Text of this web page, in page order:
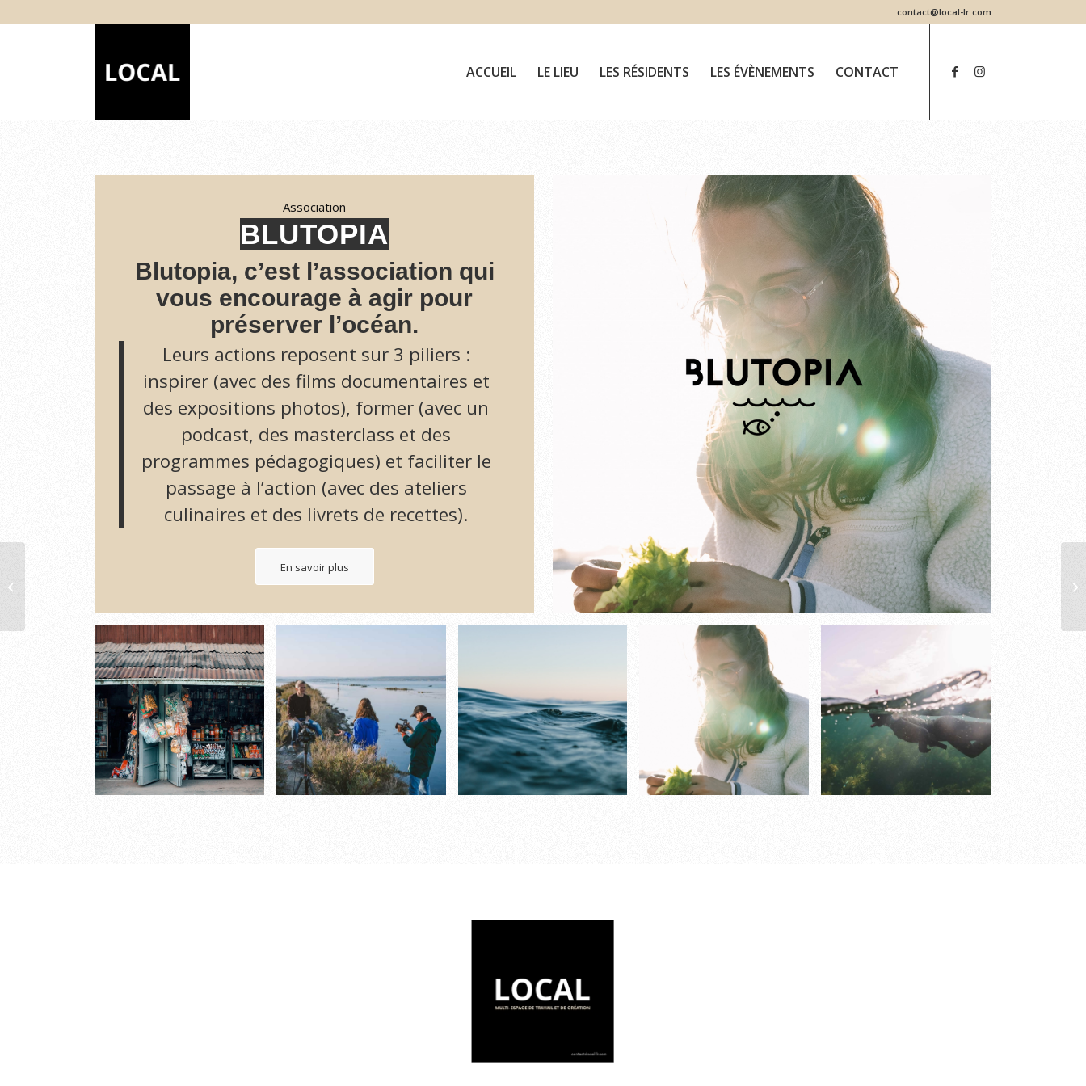
contact@local-lr.com
ACCUEIL LE LIEU LES RÉSIDENTS LES ÉVÈNEMENTS CONTACT
Association
BLUTOPIA
Blutopia, c’est l’association qui
vous encourage à agir pour
préserver l’océan.
Leurs actions reposent sur 3 piliers :
inspirer (avec des films documentaires et
des expositions photos), former (avec un
podcast, des masterclass et des
programmes pédagogiques) et faciliter le
passage à l’action (avec des ateliers
culinaires et des livrets de recettes).
En savoir plus